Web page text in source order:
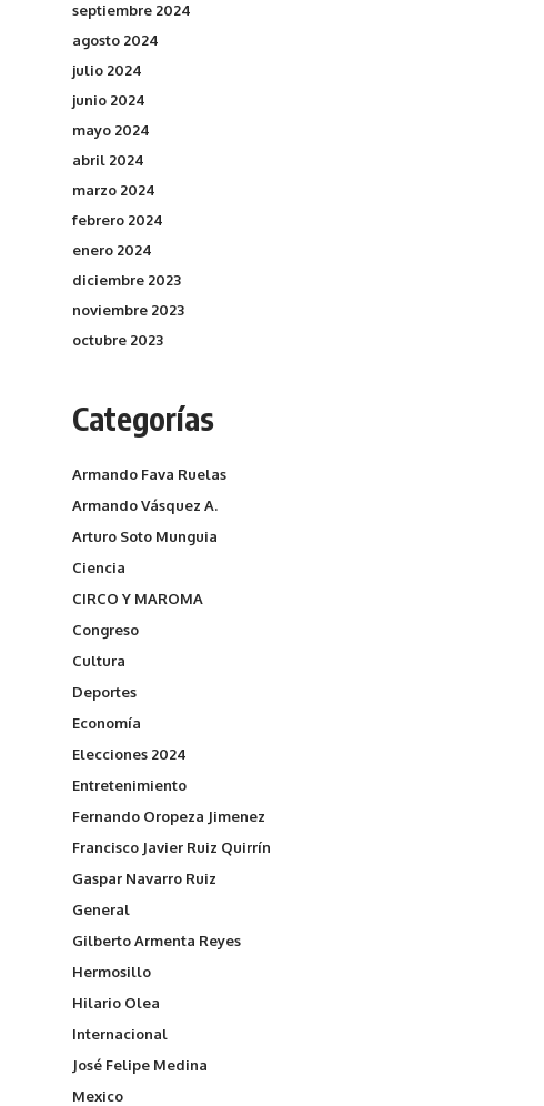
septiembre 2024
agosto 2024
julio 2024
junio 2024
mayo 2024
abril 2024
marzo 2024
febrero 2024
enero 2024
diciembre 2023
noviembre 2023
octubre 2023
Categorías
Armando Fava Ruelas
Armando Vásquez A.
Arturo Soto Munguia
Ciencia
CIRCO Y MAROMA
Congreso
Cultura
Deportes
Economía
Elecciones 2024
Entretenimiento
Fernando Oropeza Jimenez
Francisco Javier Ruiz Quirrín
Gaspar Navarro Ruiz
General
Gilberto Armenta Reyes
Hermosillo
Hilario Olea
Internacional
José Felipe Medina
Mexico